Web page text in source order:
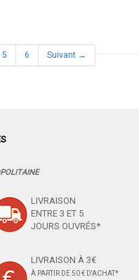
5
6 Suivant →
LIVRAISON
ENTRE 3 ET 5
JOURS OUVRÉS*
LIVRAISON À 3€
À PARTIR DE 50 € D'ACHAT*